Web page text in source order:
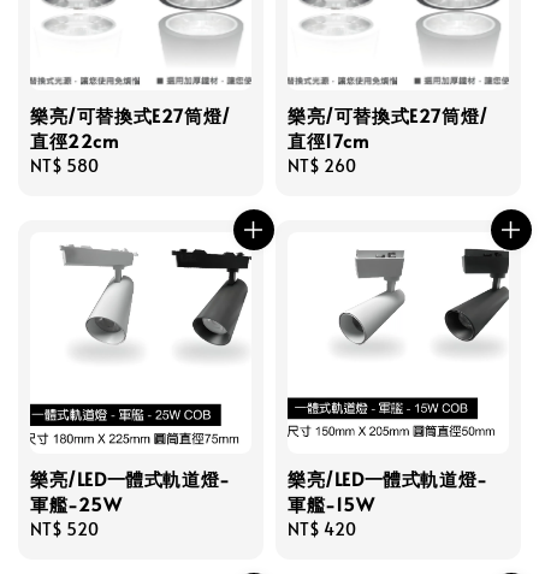
樂亮/可替換式E27筒燈/
直徑22cm
Regular
NT$ 580
樂亮/可替換式E27筒燈/
直徑17cm
Regular
NT$ 260
樂亮/LED一體式軌道燈-
軍艦-25W
Regular
NT$ 520
樂亮/LED一體式軌道燈-
軍艦-15W
Regular
NT$ 420